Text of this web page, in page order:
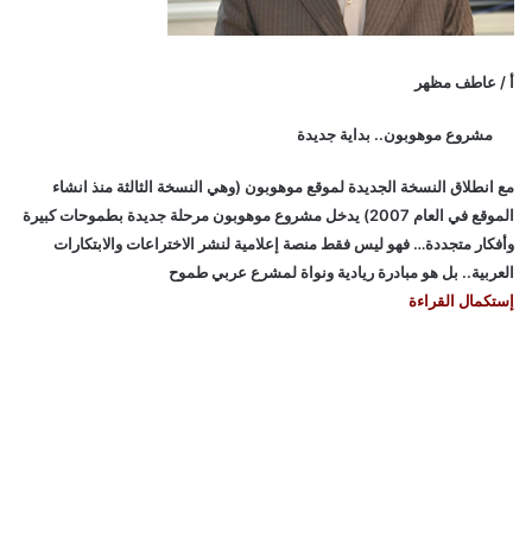
أ / عاطف مظهر
مشروع موهوبون.. بداية جديدة
مع انطلاق النسخة الجديدة لموقع موهوبون (وهي النسخة الثالثة منذ انشاء
الموقع في العام 2007) يدخل مشروع موهوبون مرحلة جديدة بطموحات كبيرة
وأفكار متجددة… فهو ليس فقط منصة إعلامية لنشر الاختراعات والابتكارات
العربية.. بل هو مبادرة ريادية ونواة لمشرع عربي طموح
إستكمال القراءة